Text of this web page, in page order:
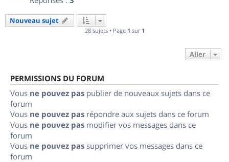
Nouveau sujet
28 sujets • Page 1 sur 1
Aller
PERMISSIONS DU FORUM
Vous ne pouvez pas publier de nouveaux sujets dans ce
forum
Vous ne pouvez pas répondre aux sujets dans ce forum
Vous ne pouvez pas modifier vos messages dans ce
forum
Vous ne pouvez pas supprimer vos messages dans ce
forum